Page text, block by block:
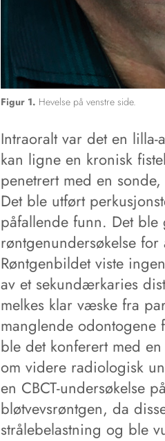
Figur 1. Hevelse på venstre side.
Intraoralt var det en
kan ligne en kronisk
penetrert med en
Det ble utført
påfallende funn. Det
røntgenundersøkelse
Røntgenbildet viste
av et sekundærkaries
melkes klar væske fra
manglende odontogene
ble det konferert med
om videre radiologisk
en CBCT-undersøkelse
bløtvevsrøntgen, da
strålebelastning og ble